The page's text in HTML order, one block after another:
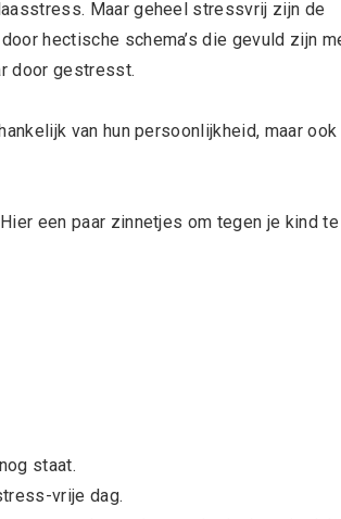
Maar geheel stressvrij zijn de
hectische schema’s die gevuld zijn
door gestresst.
van hun persoonlijkheid, maar ook
een paar zinnetjes om tegen je kind te
staat.
vrije dag.